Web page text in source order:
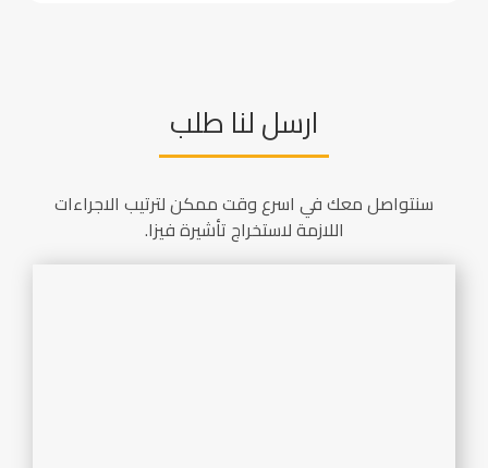
ارسل لنا طلب
سنتواصل معك في اسرع وقت ممكن لترتيب الاجراءات
اللازمة لاستخراج تأشيرة فيزا.